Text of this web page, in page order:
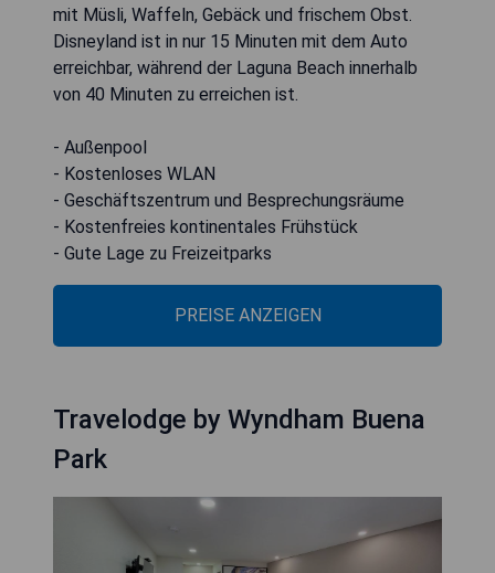
mit Müsli, Waffeln, Gebäck und frischem Obst.
Disneyland ist in nur 15 Minuten mit dem Auto
erreichbar, während der Laguna Beach innerhalb
von 40 Minuten zu erreichen ist.
- Außenpool
- Kostenloses WLAN
- Geschäftszentrum und Besprechungsräume
- Kostenfreies kontinentales Frühstück
- Gute Lage zu Freizeitparks
PREISE ANZEIGEN
Travelodge by Wyndham Buena
Park